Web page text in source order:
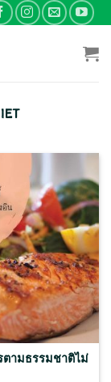
ตามธรรมชาติไม่